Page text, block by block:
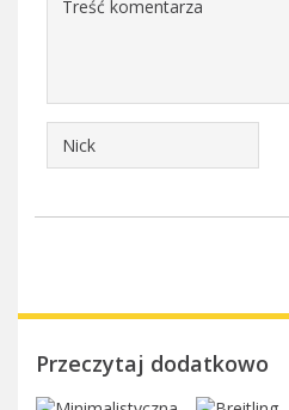
Przeczytaj dodatkowo